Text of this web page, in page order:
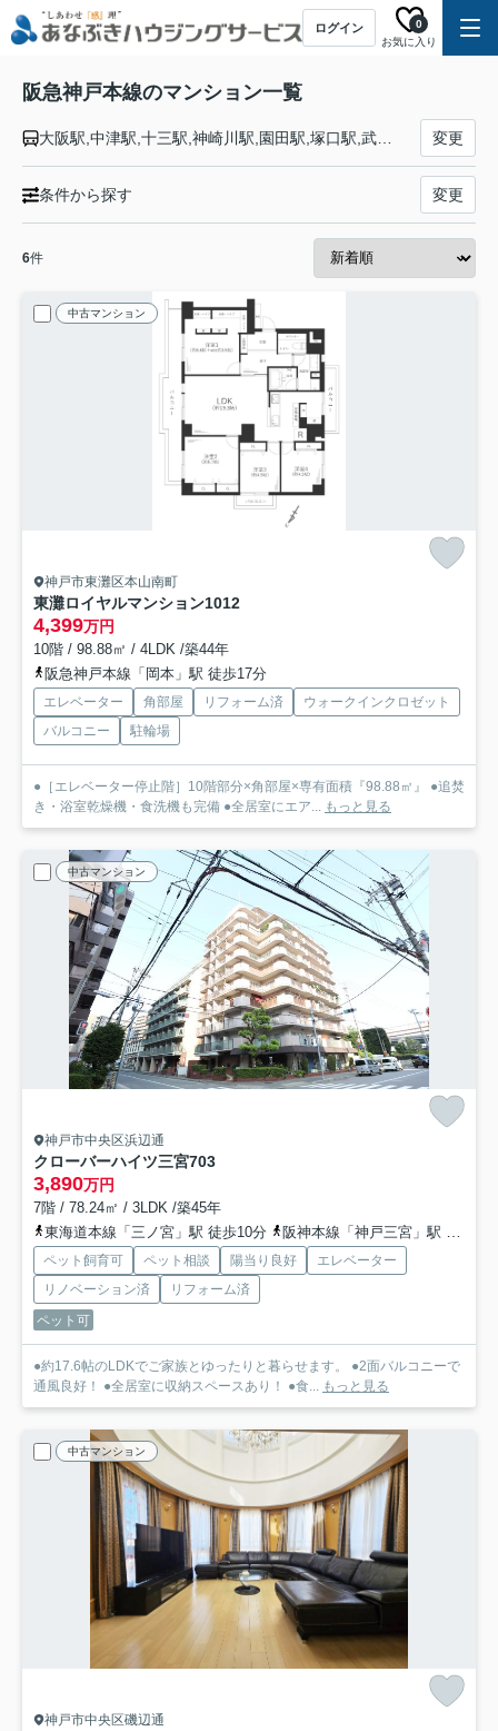
ログイン
お気に入り
0
阪急神戸本線のマンション一覧
変更
条件から探す 変更
6件
中古マンション
神戸市東灘区本山南町
東灘ロイヤルマンション1012
4,399万円
10階 / 98.88㎡ / 4LDK /築44年
阪急神戸本線「岡本」駅 徒歩17分
エレベーター 角部屋 リフォーム済
ウォークインクロゼット
バルコニー
駐輪場
●［エレベーター停止階］10階部分×角部屋×専有面積『98.88㎡』 ●追焚
き・浴室乾燥機・食洗機も完備 ●全居室にエア... もっと見る
中古マンション
神戸市中央区浜辺通
クローバーハイツ三宮703
3,890万円
7階 / 78.24㎡ / 3LDK /築45年
東海道本線「三ノ宮」駅 徒歩10分
阪神本線「神戸三宮」駅 徒歩10分
ペット飼育可 ペット相談 陽当り良好
エレベーター
リノベーション済
リフォーム済
ペット可
●約17.6帖のLDKでご家族とゆったりと暮らせます。 ●2面バルコニーで
通風良好！ ●全居室に収納スペースあり！ ●食... もっと見る
中古マンション
神戸市中央区磯辺通